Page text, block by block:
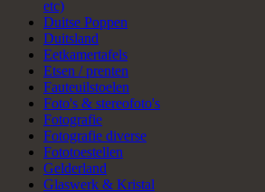
etc)
Duitse Poppen
Duitsland
Eetkamertafels
Etsen / prenten
Fauteuilstoelen
Foto's & stereofoto's
Fotografie
Fotografie diverse
Fototoestellen
Gelderland
Glaswerk & Kristal